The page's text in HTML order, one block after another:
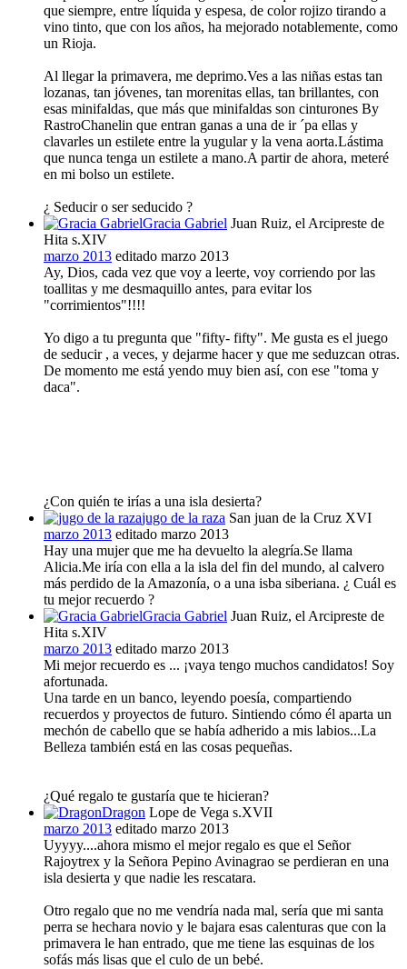
que siempre, entre líquida y espesa, de color rojizo tirando a
vino tinto, que con los años, ha mejorado notablemente, como
un Rioja.
Al llegar la primavera, me deprimo.Ves a las niñas estas tan
lozanas, tan jóvenes, tan morenitas ellas, tan brillantes, con
esas minifaldas, que más que minifaldas son cinturones By
RastroChanelin que entran ganas a una de ir ´pa ellas y
clavarles un estilete entre la yugular y la vena aorta.Lástima
que nunca tenga un estilete a mano.A partir de ahora, meteré
en mi bolso un estilete.
¿ Seducir o ser seducido ?
Gracia Gabriel Juan Ruiz, el Arcipreste de
Hita s.XIV
marzo 2013 editado marzo 2013
Ay, Dios, cada vez que voy a leerte, voy corriendo por las
toallitas y me desmaquillo antes, para evitar los
"corrimientos"!!!!
Yo digo a tu pregunta que "fifty- fifty". Me gusta es el juego
de seducir , a veces, y dejarme hacer y que me seduzcan otras.
De momento me está yendo muy bien así, con ese "toma y
daca".
¿Con quién te irías a una isla desierta?
jugo de la raza San juan de la Cruz XVI
marzo 2013 editado marzo 2013
Hay una mujer que me ha devuelto la alegría.Se llama
Alicia.Me iría con ella a la isla del fin del mundo, al calvero
más perdido de la Amazonía, o a una isba siberiana. ¿ Cuál es
tu mejor recuerdo ?
Gracia Gabriel Juan Ruiz, el Arcipreste de
Hita s.XIV
marzo 2013 editado marzo 2013
Mi mejor recuerdo es ... ¡vaya tengo muchos candidatos! Soy
afortunada.
Una tarde en un banco, leyendo poesía, compartiendo
recuerdos y proyectos de futuro. Sintiendo cómo él aparta un
mechón de cabello que se había adherido a mis labios...La
Belleza también está en las cosas pequeñas.
¿Qué regalo te gustaría que te hicieran?
Dragon Lope de Vega s.XVII
marzo 2013 editado marzo 2013
Uyyyy....ahora mismo el mejor regalo es que el Señor
Rajoytrex y la Señora Pepino Avinagrao se perdieran en una
isla desierta y que nadie les rescatara.
Otro regalo que no me vendría nada mal, sería que mi santa
perra se hechara novio y le bajara esas calenturas que con la
primavera le han entrado, que me tiene las esquinas de los
sofás más lisas que el culo de un bebé.